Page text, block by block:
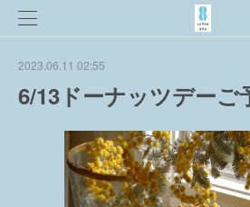
2023.06.11 02:55
6/13ドーナッツデーご